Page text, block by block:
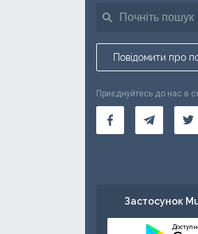
Повідомити про
Приєднуйтесь до нас в
Застосунок